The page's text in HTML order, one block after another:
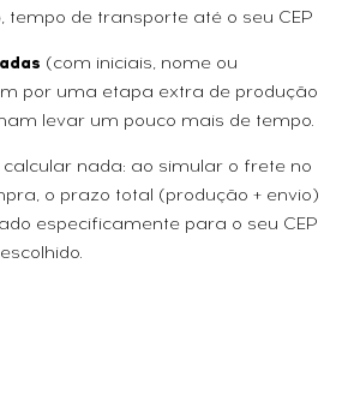
, tempo de transporte até o seu CEP
(com iniciais, nome ou
por uma etapa extra de produção
levar um pouco mais de tempo.
nada: ao simular o frete no
o prazo total (produção + envio)
especificamente para o seu CEP